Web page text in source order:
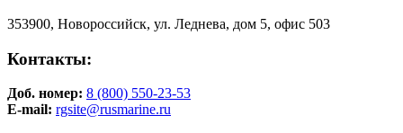
353900, Новороссийск, ул. Леднева, дом 5, офис 503
Контакты:
Доб. номер: 8 (800) 550-23-53
E-mail: rgsite@rusmarine.ru